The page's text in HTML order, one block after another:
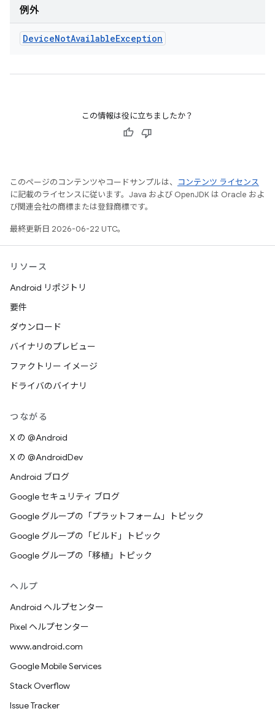
例外
DeviceNotAvailableException
この情報は役に立ちましたか？
このページのコンテンツやコードサンプルは、
コンテンツ ライセンス
に記載のライセンスに従います。Java および OpenJDK は Oracle およ
び関連会社の商標または登録商標です。
最終更新日 2026-06-22 UTC。
リソース
Android リポジトリ
要件
ダウンロード
バイナリのプレビュー
ファクトリー イメージ
ドライバのバイナリ
つながる
X の @Android
X の @AndroidDev
Android ブログ
Google セキュリティ ブログ
Google グループの「プラットフォーム」トピック
Google グループの「ビルド」トピック
Google グループの「移植」トピック
ヘルプ
Android ヘルプセンター
Pixel ヘルプセンター
www.android.com
Google Mobile Services
Stack Overflow
Issue Tracker